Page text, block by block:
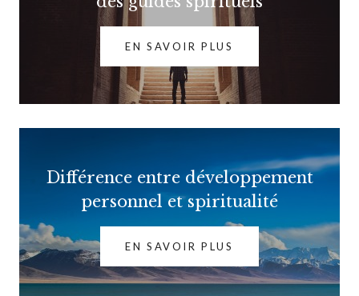
EN SAVOIR PLUS
Différence entre développement
personnel et spiritualité
EN SAVOIR PLUS